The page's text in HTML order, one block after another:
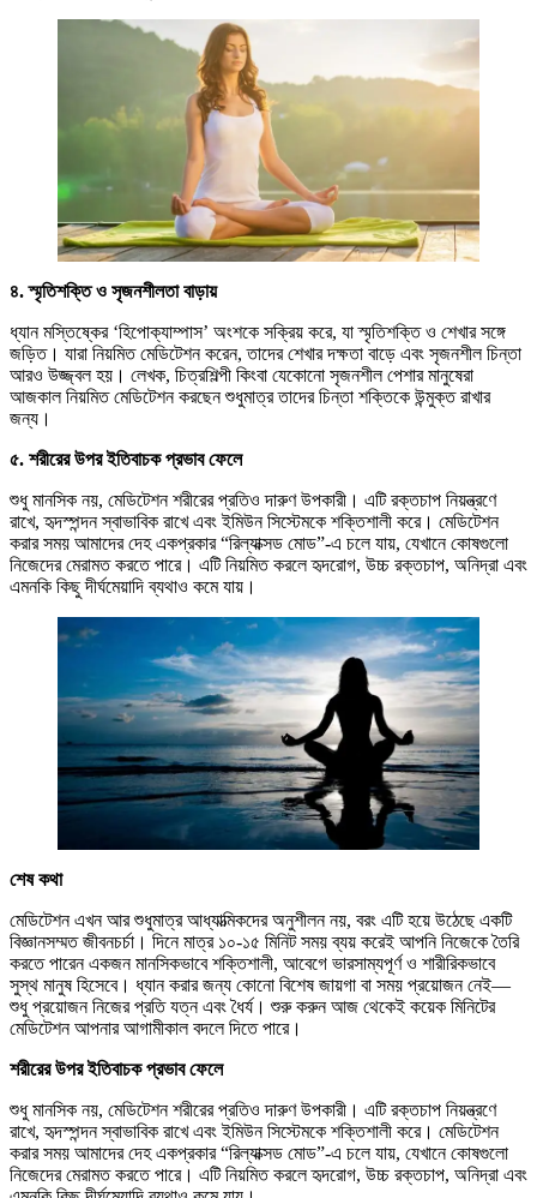
৪. স্মৃতিশক্তি ও সৃজনশীলতা বাড়ায়
ধ্যান মস্তিষ্কের ‘হিপোক্যাম্পাস’ অংশকে সক্রিয় করে, যা স্মৃতিশক্তি ও শেখার সঙ্গে
জড়িত। যারা নিয়মিত মেডিটেশন করেন, তাদের শেখার দক্ষতা বাড়ে এবং সৃজনশীল চিন্তা
আরও উজ্জ্বল হয়। লেখক, চিত্রশিল্পী কিংবা যেকোনো সৃজনশীল পেশার মানুষেরা
আজকাল নিয়মিত মেডিটেশন করছেন শুধুমাত্র তাদের চিন্তা শক্তিকে উন্মুক্ত রাখার
জন্য।
৫. শরীরের উপর ইতিবাচক প্রভাব ফেলে
শুধু মানসিক নয়, মেডিটেশন শরীরের প্রতিও দারুণ উপকারী। এটি রক্তচাপ নিয়ন্ত্রণে
রাখে, হৃদস্পন্দন স্বাভাবিক রাখে এবং ইমিউন সিস্টেমকে শক্তিশালী করে। মেডিটেশন
করার সময় আমাদের দেহ একপ্রকার “রিল্যাক্সড মোড”-এ চলে যায়, যেখানে কোষগুলো
নিজেদের মেরামত করতে পারে। এটি নিয়মিত করলে হৃদরোগ, উচ্চ রক্তচাপ, অনিদ্রা এবং
এমনকি কিছু দীর্ঘমেয়াদি ব্যথাও কমে যায়।
শেষ কথা
মেডিটেশন এখন আর শুধুমাত্র আধ্যাত্মিকদের অনুশীলন নয়, বরং এটি হয়ে উঠেছে একটি
বিজ্ঞানসম্মত জীবনচর্চা। দিনে মাত্র ১০-১৫ মিনিট সময় ব্যয় করেই আপনি নিজেকে তৈরি
করতে পারেন একজন মানসিকভাবে শক্তিশালী, আবেগে ভারসাম্যপূর্ণ ও শারীরিকভাবে
সুস্থ মানুষ হিসেবে। ধ্যান করার জন্য কোনো বিশেষ জায়গা বা সময় প্রয়োজন নেই—
শুধু প্রয়োজন নিজের প্রতি যত্ন এবং ধৈর্য। শুরু করুন আজ থেকেই কয়েক মিনিটের
মেডিটেশন আপনার আগামীকাল বদলে দিতে পারে।
শরীরের উপর ইতিবাচক প্রভাব ফেলে
শুধু মানসিক নয়, মেডিটেশন শরীরের প্রতিও দারুণ উপকারী। এটি রক্তচাপ নিয়ন্ত্রণে
রাখে, হৃদস্পন্দন স্বাভাবিক রাখে এবং ইমিউন সিস্টেমকে শক্তিশালী করে। মেডিটেশন
করার সময় আমাদের দেহ একপ্রকার “রিল্যাক্সড মোড”-এ চলে যায়, যেখানে কোষগুলো
নিজেদের মেরামত করতে পারে। এটি নিয়মিত করলে হৃদরোগ, উচ্চ রক্তচাপ, অনিদ্রা এবং